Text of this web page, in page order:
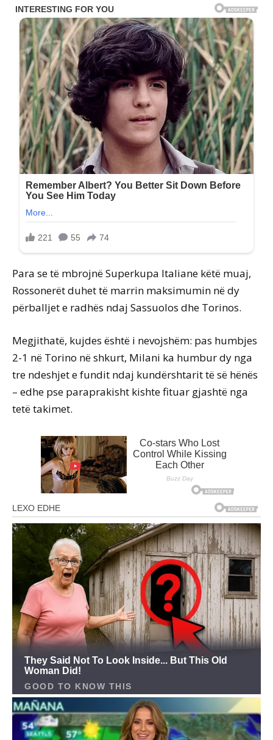
Para se të mbrojnë Superkupa Italiane këtë muaj,
Rossonerët duhet të marrin maksimumin në dy
përballjet e radhës ndaj Sassuolos dhe Torinos.
Megjithatë, kujdes është i nevojshëm: pas humbjes
2-1 në Torino në shkurt, Milani ka humbur dy nga
tre ndeshjet e fundit ndaj kundërshtarit të së hënës
– edhe pse paraprakisht kishte fituar gjashtë nga
tetë takimet.